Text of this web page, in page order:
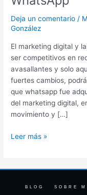
Deja un comentario /
González
El marketing digital y
ser competitivos en
avasallantes y solo
fuertes cambios,
que whatsapp fue
del marketing digital,
movimiento y […]
recibir
en
WhatsApp
Leer más »
BLOG SOBRE MÍ